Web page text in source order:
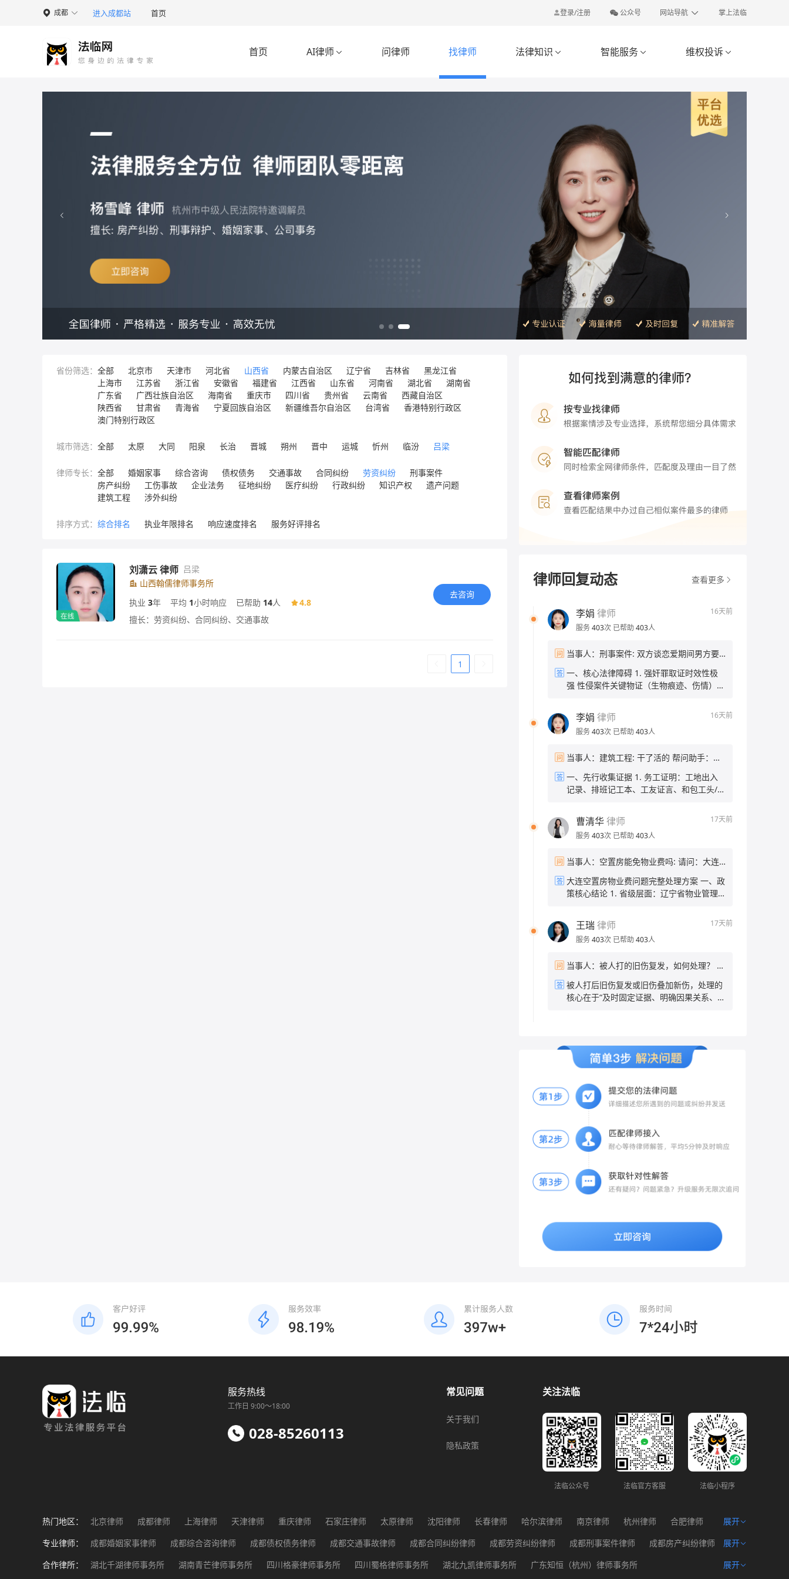
 成都 进入成都站 首页 登录/注册 公众号 网站导航 掌上法临
首页 AI律师  问律师 找律师 法律知识  智能服务  维权投诉 
省份筛选： 全部 北京市 天津市 河北省 山西省 内蒙古自治区 辽宁省 吉林省
黑龙江省
上海市
江苏省 浙江省 安徽省 福建省 江西省 山东省 河南省 湖北省
湖南省
广东省
广西壮族自治区 海南省 重庆市 四川省 贵州省 云南省
西藏自治区
陕西省
甘肃省 青海省 宁夏回族自治区 新疆维吾尔自治区 台湾省
香港特别行政区
澳门特别行政区
城市筛选： 全部 太原 大同 阳泉 长治 晋城 朔州 晋中 运城 忻州 临汾 吕梁
律师专长： 全部 婚姻家事 综合咨询 债权债务 交通事故 合同纠纷 劳资纠纷
刑事案件
房产纠纷
工伤事故 企业法务 征地纠纷 医疗纠纷 行政纠纷 知识产权
遗产问题
建筑工程
涉外纠纷
排序方式： 综合排名 执业年限排名 响应速度排名 服务好评排名
刘潇云 律师 吕梁
山西翰儒律师事务所
执业 3年 平均 1小时响应 已帮助 14人
4.8
擅长：劳资纠纷、合同纠纷、交通事故
去咨询
1
律师回复动态 查看更多
李娟 律师
16天前
服务403次 已帮助 403人
问 当事人：刑事案件: 双方谈恋爱期间男方要
一年了，能不能告他强 帮问助手：现在有证
据吗？比如当时的聊天记录、伤情记录这
警了吗？ 当事人：没报
答 一、核心法律障碍 1. 强奸罪取证时效性极
强 性侵案件关键物证（生物痕迹、伤情）仅
失；无当时报警记录，缺少公安第一时间固
定的伤情、现场、询问笔录。 2. 无任何间
接佐证 无聊天记录、录音、证人、就医记录
“证据确实、充分”，仅有被害人陈述无法认
定犯罪事实。 3. 恋爱关系对认定“违背妇女
意志”有难度 男女存在恋爱基础，司法机关
会区分情侣间自愿亲密行为与强迫性侵，若
采信单方陈述认定强奸。 二、当下的补救措
施 1. 尝试固定对方自认的关键证据 通过微
神打压、违背你意愿发生关系的事实，操作
辑； • 不要争吵，平缓引导对方说出关键事
实，例如：“去年和你谈恋爱的时候，你当时
本不愿意，这件事你还记得吗？” • 若男方承
认、默认，该录音/聊天记录可作为核心间接
证据提交公安。 2. 搜集旁证线索 • 就医记
就诊的病历； • 证人：当时有无朋友、家人
听你倾诉过被强迫、被精神打压的经过，可
让证人出具书面证言； • 社交痕迹：当年朋
报案，完整陈述全部经过： 1. 说明当年未
报警的合理理由（被男方精神控制、恐惧
等）； 2. 提交新获取的录音、聊天、证
展调查核实，传唤男方制作询问笔录。
李娟 律师
16天前
服务403次 已帮助 403人
问 当事人：建筑工程: 干了活的 帮问助手：欠
的工资，有5千多 帮问助手：目前在职还是
离职了？ 当事人：离职 帮问助手：你希望
当事人：只要工资
答 一、先行收集证据 1. 务工证明：工地出入
记录、排班记工本、工友证言、和包工头/项
资结算单、微信/短信对方认可欠薪金额的记
录 3. 身份信息：包工头、施工单位名称、
项目地址、发包方信息 二、维权途径 1. 向
目所在地住建局清欠办，或通过全国根治欠
薪线索反映平台小程序线上提交，住建部门
可直接督办施工企业发放工资，建筑行业有
农民工工资保证金，回款效率最高。 2. 劳
保障监察大队现场立案；监察大队可责令包
工头/公司限期支付，逾期可作出行政处罚。
具调解协议书后可申请法院司法确认，具备
下结算。 4. 司法兜底方案 1. 劳动关系清
晰：申请劳动仲裁； 2. 劳务关系：直接向
曹清华律师
17天前
服务403次 已帮助 403人
问 当事人：空置房能免物业费吗: 请问：大连
答任何假设性问题，你还有别的法律问题需
要咨询吗？ 当事人：房子空置5年，前2年
业沟通减免物业费，物业人员说大连没有空
置房减免政策，业主该怎么办？ 帮问助手：
答 大连空置房物业费问题完整处理方案 一、政
策核心结论 1. 省级层面：辽宁省物业管理
答复省内无统一法定减免政策 。 2. 大连市
本地规则：《大连市物业管理条例》明确，
房屋交付后连续空置半年以上，业主书面备
（减免30%），物业无权直接拒绝办理。
3. 物业声称“大连无减免政策”属于不实告
知，你有权依据本地条例申请折扣。 4. 法
律底线：不能完全不交物业费，仅能申请比
备纸质书面申请，写明：房屋地址、空置5
年、长期无人入住，申请按70%缴纳物业
长期不在本地的凭证。 当面递交物业，拍照
留存递交记录，要求物业签收回执。 2. 物
向辖区住建局物业科、12345政务热线投
诉，提交《大连市物业管理条例》相关条
款、空置证明、物业拒绝减免的沟通记录，
2. 协商结清欠费 总欠费三千以内，可主动
协商：按7折结清3年欠费，同时要求免除全
讼兜底方案 若物业起诉追缴全额物业费及滞
纳金，庭审提交空置证明、大连本地物业条
例，法院会判令按70%标准结算，同时酌情
部沟通证据，避免被认定恶意欠费； 3. 金
额仅三千元，优先行政投诉调解，成本最
房屋，经备案可减收30%物业费，属于物业
企业法定配合义务。
王瑞律师
17天前
服务403次 已帮助 403人
问 当事人：被人打的旧伤复发，如何处理？ 帮
吗？ 当事人：报过警了 帮问助手：之前做
伤情鉴定了吗？结果是什么？ 当事人：没做
责任？还是协商赔偿？ 当事人：追究对方责
任
答 被人打后旧伤复发或旧伤叠加新伤，处理的
核心在于“及时固定证据、明确因果关系、依
明“被打”的经过及“旧伤复发”的关联，要求
医生在诊断证明、病历中明确记录“旧伤复
发”与“本次外伤”的因果关系，避免被误判为
单纯的旧伤。保留医疗证据：妥善保存本次
就诊的病历、诊断证明、影像片（如CT、
MRI）及费用票据，特别是受伤初期的急性
键铁证。二、报警与证据固定及时报警：向
警方如实陈述被打及旧伤复发的经过，配合
发的证据（如现场监控等）。保留现场证
据：对受伤部位、现场情况进行拍照或录
像，保留好相关物证。三、伤情鉴定与责任
段，向公安机关或法院申请法医鉴定。重点
要求鉴定机构对“本次外伤”与“旧伤复发”的
因果关系及损伤参与度进行专业评定（即评
任；若为双方互殴，警方会根据双方过错程
度划分责任。四、依法维权与赔偿主张民事
赔偿：若协商或调解无果，可向法院提起民
理费用（如医疗费、误工费、护理费、营养
责：若本次外伤导致旧伤复发达到轻伤及以
机关追究对方故意伤害的刑事责任，并提起
刑事附带民事诉讼。
服务热线
工作日 9:00～18:00
028-85260113
常见问题
关于我们
隐私政策
关注法临
法临公众号 法临官方客服 法临小程序
热门地区： 北京律师 成都律师 上海律师 天津律师 重庆律师 石家庄律师 太原律师 沈阳律师 长春律师 哈尔滨律师 南京律师 杭州律师
合肥律师
福州律师
南昌律师 济南律师 郑州律师 广州律师 长沙律师 武汉律师 贵阳律师 西安律师 兰州律师 西宁律师 海口律师
展开
专业律师：
成都婚姻家事律师 成都综合咨询律师 成都债权债务律师 成都交通事故律师 成都合同纠纷律师 成都劳资纠纷律师 成都刑事案件律师
成都房产纠纷律师
成都工伤事故律师
成都企业法务律师 成都征地纠纷律师 成都医疗纠纷律师 成都行政纠纷律师 成都知识产权律师 成都遗产问题律师
展开
合作律所：
湖北千湖律师事务所 湖南青芒律师事务所 四川格豪律师事务所 四川蜀格律师事务所 湖北九凯律师事务所
广东知恒（杭州）律师事务所
展开